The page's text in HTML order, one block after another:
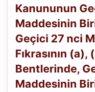
Kanununun
Maddesinin
Geçici 27 nci
Fıkrasının (a),
Bentlerinde,
Maddesinin